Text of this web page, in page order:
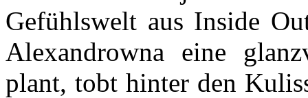
Gefühlswelt aus Inside
Alexandrowna eine
plant, tobt hinter den